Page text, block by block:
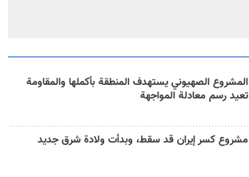
المشروع الصهيوني يستهدف المنطقة بأكملها والمقاومة
تعيد رسم معادلة المواجهة
مشروع كسر إيران قد سقط، وبدأت ولادة شرق جديد